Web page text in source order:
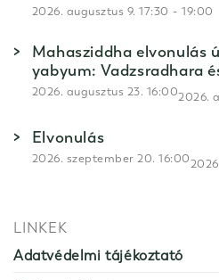
2026. augusztus 9. 17:30 -19:00
Mahasziddha elvonulás
yabyum: Vadzsradhara
2026.
2026. augusztus 23. 16:00
Elvonulás
2026. szeptember 20. 16:00
LINKEK
Adatvédelmi tájékoztató